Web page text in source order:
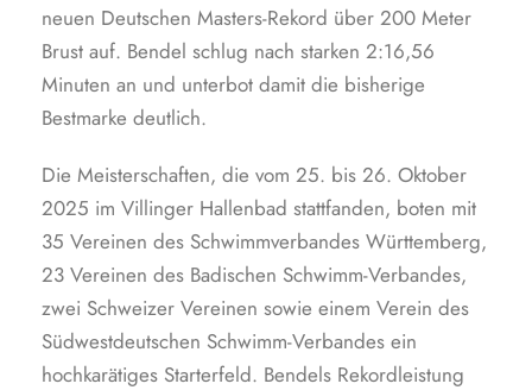
neuen Deutschen Masters-Rekord über 200 Meter
Brust auf. Bendel schlug nach starken 2:16,56
Minuten an und unterbot damit die bisherige
Bestmarke deutlich.
Die Meisterschaften, die vom 25. bis 26. Oktober
2025 im Villinger Hallenbad stattfanden, boten mit
35 Vereinen des Schwimmverbandes Württemberg,
23 Vereinen des Badischen Schwimm-Verbandes,
zwei Schweizer Vereinen sowie einem Verein des
Südwestdeutschen Schwimm-Verbandes ein
hochkarätiges Starterfeld. Bendels Rekordleistung